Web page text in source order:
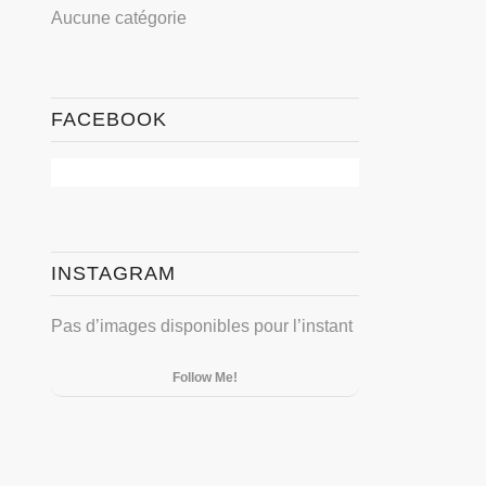
Aucune catégorie
FACEBOOK
INSTAGRAM
Pas d’images disponibles pour l’instant
Follow Me!